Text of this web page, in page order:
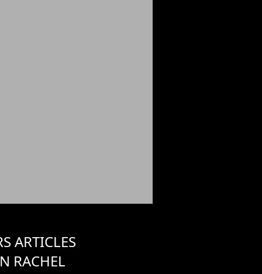
ARTICLES
RACHEL